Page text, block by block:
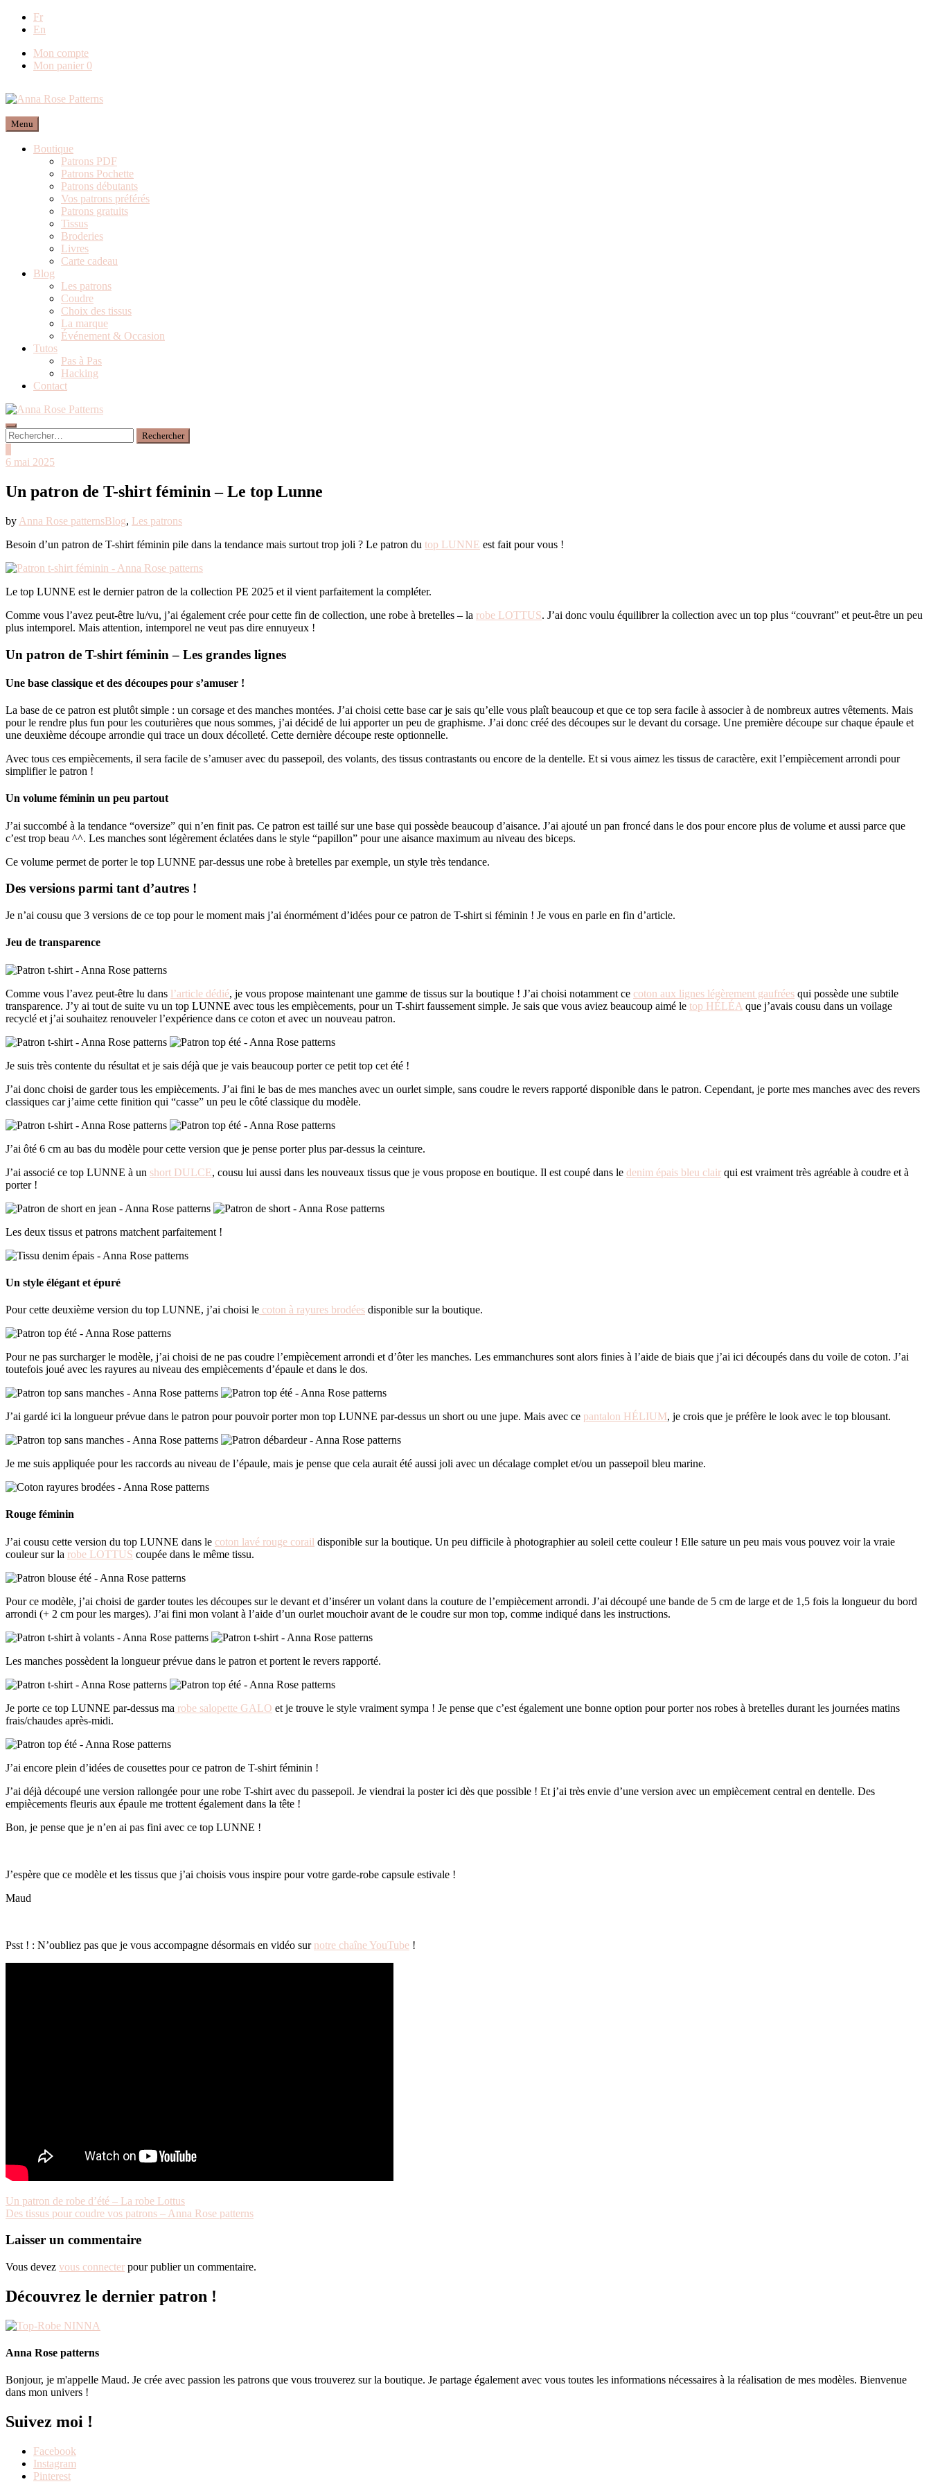
Fr
En
Mon compte
Mon panier 0
Menu
Boutique
Patrons PDF
Patrons Pochette
Patrons débutants
Vos patrons préférés
Patrons gratuits
Tissus
Broderies
Livres
Carte cadeau
Blog
Les patrons
Coudre
Choix des tissus
La marque
Événement & Occasion
Tutos
Pas à Pas
Hacking
Contact
6 mai 2025
Un patron de T-shirt féminin – Le top Lunne
by Anna Rose patternsBlog, Les patrons
Besoin d’un patron de T-shirt féminin pile dans la tendance mais surtout trop joli ? Le patron du top LUNNE est fait pour vous !
Le top LUNNE est le dernier patron de la collection PE 2025 et il vient parfaitement la compléter.
Comme vous l’avez peut-être lu/vu, j’ai également crée pour cette fin de collection, une robe à bretelles – la robe LOTTUS. J’ai donc voulu équilibrer la collection avec un top plus “couvrant” et peut-être un peu
plus intemporel. Mais attention, intemporel ne veut pas dire ennuyeux !
Un patron de T-shirt féminin – Les grandes lignes
Une base classique et des découpes pour s’amuser !
La base de ce patron est plutôt simple : un corsage et des manches montées. J’ai choisi cette base car je sais qu’elle vous plaît beaucoup et que ce top sera facile à associer à de nombreux autres vêtements. Mais
pour le rendre plus fun pour les couturières que nous sommes, j’ai décidé de lui apporter un peu de graphisme. J’ai donc créé des découpes sur le devant du corsage. Une première découpe sur chaque épaule et
une deuxième découpe arrondie qui trace un doux décolleté. Cette dernière découpe reste optionnelle.
Avec tous ces empiècements, il sera facile de s’amuser avec du passepoil, des volants, des tissus contrastants ou encore de la dentelle. Et si vous aimez les tissus de caractère, exit l’empiècement arrondi pour
simplifier le patron !
Un volume féminin un peu partout
J’ai succombé à la tendance “oversize” qui n’en finit pas. Ce patron est taillé sur une base qui possède beaucoup d’aisance. J’ai ajouté un pan froncé dans le dos pour encore plus de volume et aussi parce que
c’est trop beau ^^. Les manches sont légèrement éclatées dans le style “papillon” pour une aisance maximum au niveau des biceps.
Ce volume permet de porter le top LUNNE par-dessus une robe à bretelles par exemple, un style très tendance.
Des versions parmi tant d’autres !
Je n’ai cousu que 3 versions de ce top pour le moment mais j’ai énormément d’idées pour ce patron de T-shirt si féminin ! Je vous en parle en fin d’article.
Jeu de transparence
Comme vous l’avez peut-être lu dans l’article dédié, je vous propose maintenant une gamme de tissus sur la boutique ! J’ai choisi notamment ce coton aux lignes légèrement gaufrées qui possède une subtile
transparence. J’y ai tout de suite vu un top LUNNE avec tous les empiècements, pour un T-shirt faussement simple. Je sais que vous aviez beaucoup aimé le top HÉLÉA que j’avais cousu dans un voilage
recyclé et j’ai souhaitez renouveler l’expérience dans ce coton et avec un nouveau patron.
Je suis très contente du résultat et je sais déjà que je vais beaucoup porter ce petit top cet été !
J’ai donc choisi de garder tous les empiècements. J’ai fini le bas de mes manches avec un ourlet simple, sans coudre le revers rapporté disponible dans le patron. Cependant, je porte mes manches avec des revers
classiques car j’aime cette finition qui “casse” un peu le côté classique du modèle.
J’ai ôté 6 cm au bas du modèle pour cette version que je pense porter plus par-dessus la ceinture.
J’ai associé ce top LUNNE à un short DULCE, cousu lui aussi dans les nouveaux tissus que je vous propose en boutique. Il est coupé dans le denim épais bleu clair qui est vraiment très agréable à coudre et à
porter !
Les deux tissus et patrons matchent parfaitement !
Un style élégant et épuré
Pour cette deuxième version du top LUNNE, j’ai choisi le coton à rayures brodées disponible sur la boutique.
Pour ne pas surcharger le modèle, j’ai choisi de ne pas coudre l’empiècement arrondi et d’ôter les manches. Les emmanchures sont alors finies à l’aide de biais que j’ai ici découpés dans du voile de coton. J’ai
toutefois joué avec les rayures au niveau des empiècements d’épaule et dans le dos.
J’ai gardé ici la longueur prévue dans le patron pour pouvoir porter mon top LUNNE par-dessus un short ou une jupe. Mais avec ce pantalon HÉLIUM, je crois que je préfère le look avec le top blousant.
Je me suis appliquée pour les raccords au niveau de l’épaule, mais je pense que cela aurait été aussi joli avec un décalage complet et/ou un passepoil bleu marine.
Rouge féminin
J’ai cousu cette version du top LUNNE dans le coton lavé rouge corail disponible sur la boutique. Un peu difficile à photographier au soleil cette couleur ! Elle sature un peu mais vous pouvez voir la vraie
couleur sur la robe LOTTUS coupée dans le même tissu.
Pour ce modèle, j’ai choisi de garder toutes les découpes sur le devant et d’insérer un volant dans la couture de l’empiècement arrondi. J’ai découpé une bande de 5 cm de large et de 1,5 fois la longueur du bord
arrondi (+ 2 cm pour les marges). J’ai fini mon volant à l’aide d’un ourlet mouchoir avant de le coudre sur mon top, comme indiqué dans les instructions.
Les manches possèdent la longueur prévue dans le patron et portent le revers rapporté.
Je porte ce top LUNNE par-dessus ma robe salopette GALO et je trouve le style vraiment sympa ! Je pense que c’est également une bonne option pour porter nos robes à bretelles durant les journées matins
frais/chaudes après-midi.
J’ai encore plein d’idées de cousettes pour ce patron de T-shirt féminin !
J’ai déjà découpé une version rallongée pour une robe T-shirt avec du passepoil. Je viendrai la poster ici dès que possible ! Et j’ai très envie d’une version avec un empiècement central en dentelle. Des
empiècements fleuris aux épaule me trottent également dans la tête !
Bon, je pense que je n’en ai pas fini avec ce top LUNNE !
J’espère que ce modèle et les tissus que j’ai choisis vous inspire pour votre garde-robe capsule estivale !
Maud
Psst ! : N’oubliez pas que je vous accompagne désormais en vidéo sur notre chaîne YouTube !
Un patron de robe d’été – La robe Lottus
Des tissus pour coudre vos patrons – Anna Rose patterns
Laisser un commentaire
Vous devez vous connecter pour publier un commentaire.
Découvrez le dernier patron !
Anna Rose patterns
Bonjour, je m'appelle Maud. Je crée avec passion les patrons que vous trouverez sur la boutique. Je partage également avec vous toutes les informations nécessaires à la réalisation de mes modèles. Bienvenue
dans mon univers !
Suivez moi !
Facebook
Instagram
Pinterest